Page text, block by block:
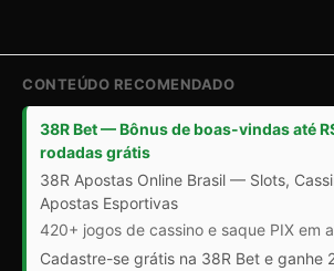
CONTEÚDO RECOMENDADO
38R Bet — Bônus de boas-vindas até
rodadas grátis
38R Apostas Online Brasil — Slots,
Apostas Esportivas
420+ jogos de cassino e saque PIX em
Cadastre-se grátis na 38R Bet e ganhe